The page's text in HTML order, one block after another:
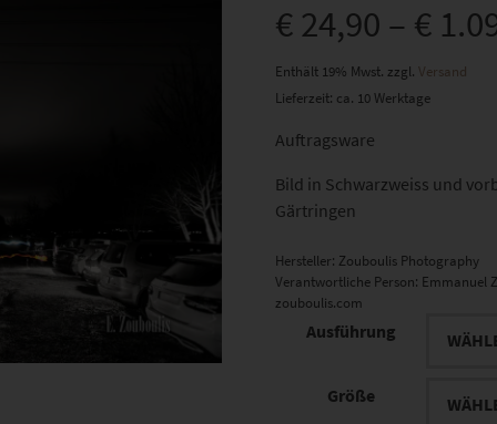
€24,90 – €
Enthält 19% Mwst. zzgl. Versand
Lieferzeit: ca. 10 Werktage
Auftragsware
Bild in Schwarzweiss und
Gärtringen
Hersteller: Zouboulis Photography
Verantwortliche Person: Emmanuel
zouboulis.com
Ausführung
Größe